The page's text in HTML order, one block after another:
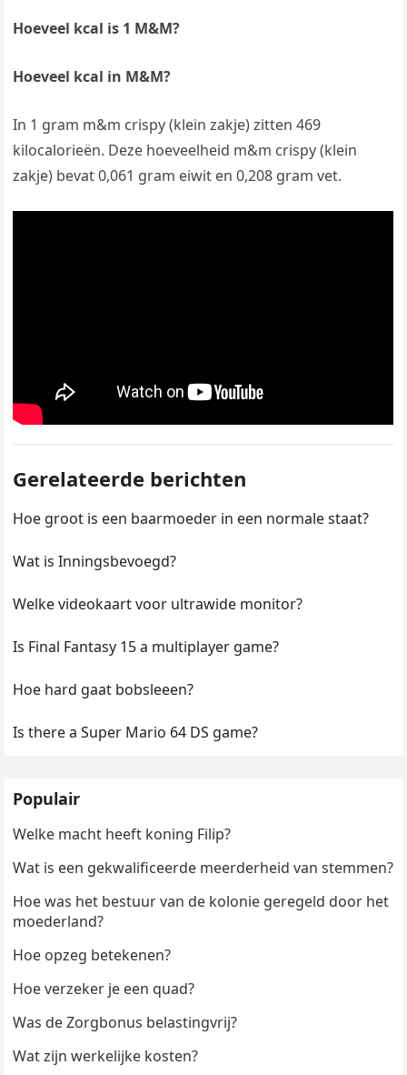
Hoeveel kcal is 1 M&M?
Hoeveel kcal in M&M?
In 1 gram m&m crispy (klein zakje) zitten 469
kilocalorieën. Deze hoeveelheid m&m crispy (klein
zakje) bevat 0,061 gram eiwit en 0,208 gram vet.
Gerelateerde berichten
Hoe groot is een baarmoeder in een normale staat?
Wat is Inningsbevoegd?
Welke videokaart voor ultrawide monitor?
Is Final Fantasy 15 a multiplayer game?
Hoe hard gaat bobsleeen?
Is there a Super Mario 64 DS game?
Populair
Welke macht heeft koning Filip?
Wat is een gekwalificeerde meerderheid van stemmen?
Hoe was het bestuur van de kolonie geregeld door het
moederland?
Hoe opzeg betekenen?
Hoe verzeker je een quad?
Was de Zorgbonus belastingvrij?
Wat zijn werkelijke kosten?